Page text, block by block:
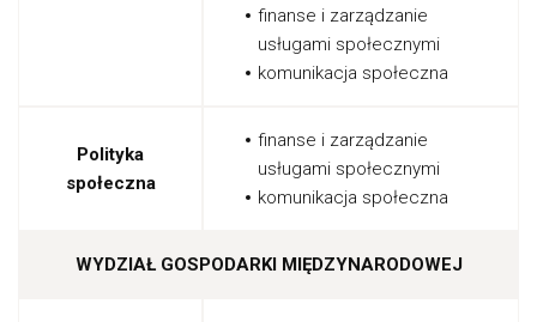
finanse i zarządzanie
usługami społecznymi
komunikacja społeczna
Polityka
społeczna
finanse i zarządzanie
usługami społecznymi
komunikacja społeczna
WYDZIAŁ GOSPODARKI MIĘDZYNARODOWEJ